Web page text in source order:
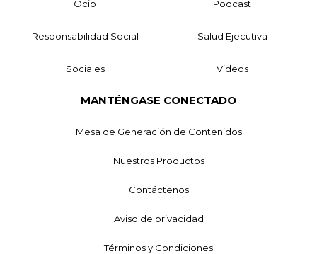
Ocio Podcast
Responsabilidad Social Salud Ejecutiva
Sociales Videos
MANTÉNGASE CONECTADO
Mesa de Generación de Contenidos
Nuestros Productos
Contáctenos
Aviso de privacidad
Términos y Condiciones